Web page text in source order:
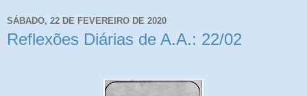
SÁBADO, 22 DE FEVEREIRO DE 2020
Reflexões Diárias de A.A.: 22/02